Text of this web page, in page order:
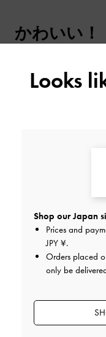
かわいい！
とにかくすごくか
通勤用に購入しま
新卒入社
Looks
Shop our Japan
Prices and
JPY ¥.
Orders placed
only be